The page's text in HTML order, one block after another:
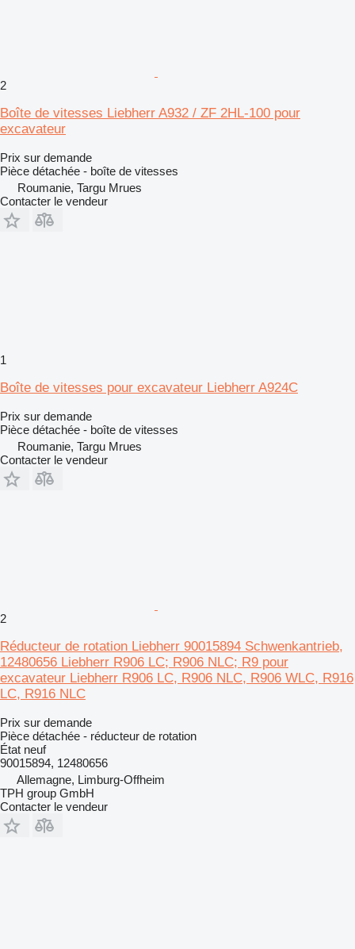
2
Boîte de vitesses Liebherr A932 / ZF 2HL-100 pour
excavateur
Prix sur demande
Pièce détachée - boîte de vitesses
Roumanie, Targu Mrues
Contacter le vendeur
1
Boîte de vitesses pour excavateur Liebherr A924C
Prix sur demande
Pièce détachée - boîte de vitesses
Roumanie, Targu Mrues
Contacter le vendeur
2
Réducteur de rotation Liebherr 90015894 Schwenkantrieb,
12480656 Liebherr R906 LC; R906 NLC; R9 pour
excavateur Liebherr R906 LC, R906 NLC, R906 WLC, R916
LC, R916 NLC
Prix sur demande
Pièce détachée - réducteur de rotation
État neuf
90015894, 12480656
Allemagne, Limburg-Offheim
TPH group GmbH
Contacter le vendeur